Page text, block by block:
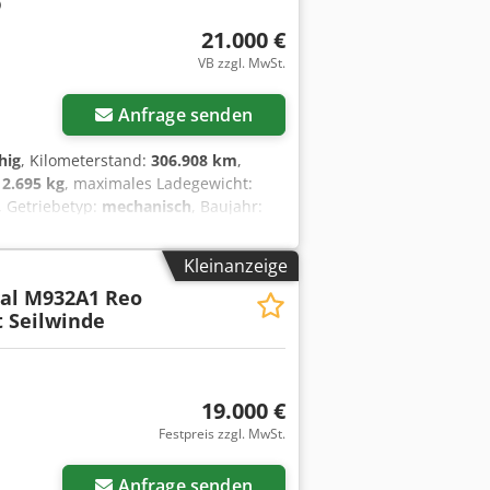
21.000 €
VB zzgl. MwSt.
Anfrage senden
, Kilometerstand: 306.908 km,
2.695 kg, maximales Ladegewicht:
, Getriebetyp: mechanisch, Baujahr:
Schiebplateau/Tischer
km • Erstzulassung: 08.2014 •
Trsfx Amleck • Seilwinde:
• Plateau Länge: 5,15m x Breite
• Anhängerkupplung •
2695 kg • Nutzlast: 1805 kg •
• Sofort Einsatzberiet •
vorbehalten, - Irrtum und/oder
Kleinanzeige
M932A1 Reo
Seilwinde
19.000 €
Festpreis zzgl. MwSt.